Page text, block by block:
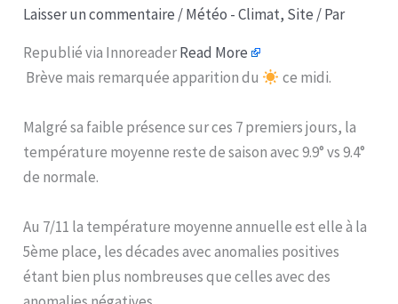
Laisser un commentaire /Météo - Climat, Site / Par
Republié via InnoreaderRead More
Brève mais remarquée apparition du
ce midi.
Malgré sa faible présence sur ces 7 premiers jours, la
température moyenne reste de saison avec 9.9° vs 9.4°
de normale.
Au 7/11 la température moyenne annuelle est elle à la
5ème place, les décades avec anomalies positives
étant bien plus nombreuses que celles avec des